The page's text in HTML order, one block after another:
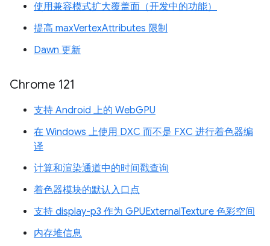
使用兼容模式扩大覆盖面（开发中的功能）
提高 maxVertexAttributes 限制
Dawn 更新
Chrome 121
支持 Android 上的 WebGPU
在 Windows 上使用 DXC 而不是 FXC 进行着色器编
译
计算和渲染通道中的时间戳查询
着色器模块的默认入口点
支持 display-p3 作为 GPUExternalTexture 色彩空间
内存堆信息